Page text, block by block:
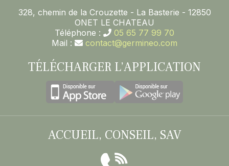
328, chemin de la Crouzette - La Basterie - 12850
ONET LE CHATEAU
Téléphone :
05 65 77 99 70
Mail :
contact@germineo.com
TÉLÉCHARGER L’APPLICATION
ACCUEIL, CONSEIL, SAV